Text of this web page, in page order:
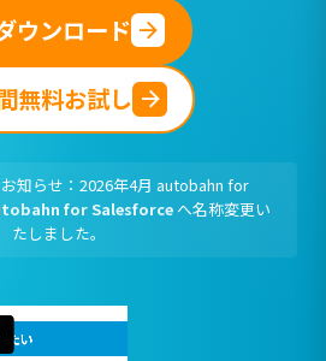
ウンロード
無料お試し
知らせ：2026年4月 autobahn for
for Salesforce へ名称変更い
たしました。